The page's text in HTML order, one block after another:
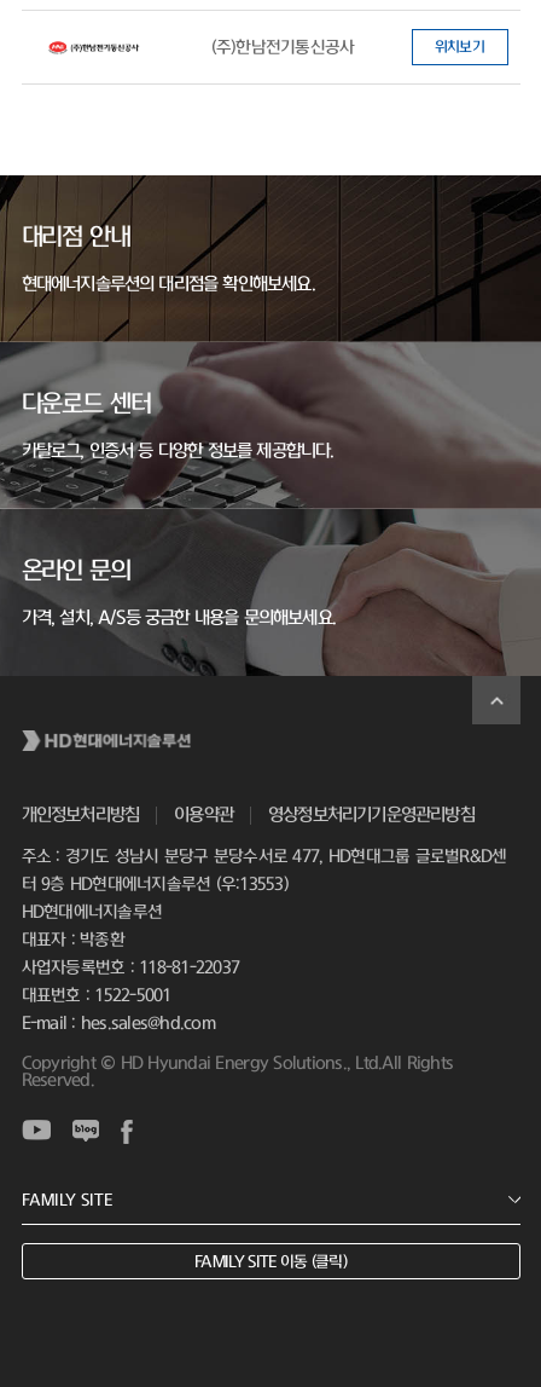
(주)한남전기통신공사 위치보기
대리점 안내
현대에너지솔루션의 대리점을 확인해보세요.
다운로드 센터
카탈로그, 인증서 등 다양한 정보를 제공합니다.
온라인 문의
가격, 설치, A/S등 궁금한 내용을 문의해보세요.
개인정보처리방침 이용약관 영상정보처리기기운영관리방침
주소 : 경기도 성남시 분당구 분당수서로 477, HD현대그룹 글로벌R&D센
터 9층 HD현대에너지솔루션 (우:13553)
HD현대에너지솔루션
대표자 : 박종환
사업자등록번호 : 118-81-22037
대표번호 : 1522-5001
E-mail : hes.sales@hd.com
Copyright © HD Hyundai Energy Solutions., Ltd.All Rights
Reserved.
FAMILY SITE 이동 (클릭)